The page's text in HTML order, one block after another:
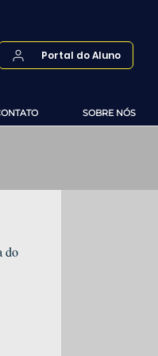
Portal do Aluno
SOBRE NÓS
do